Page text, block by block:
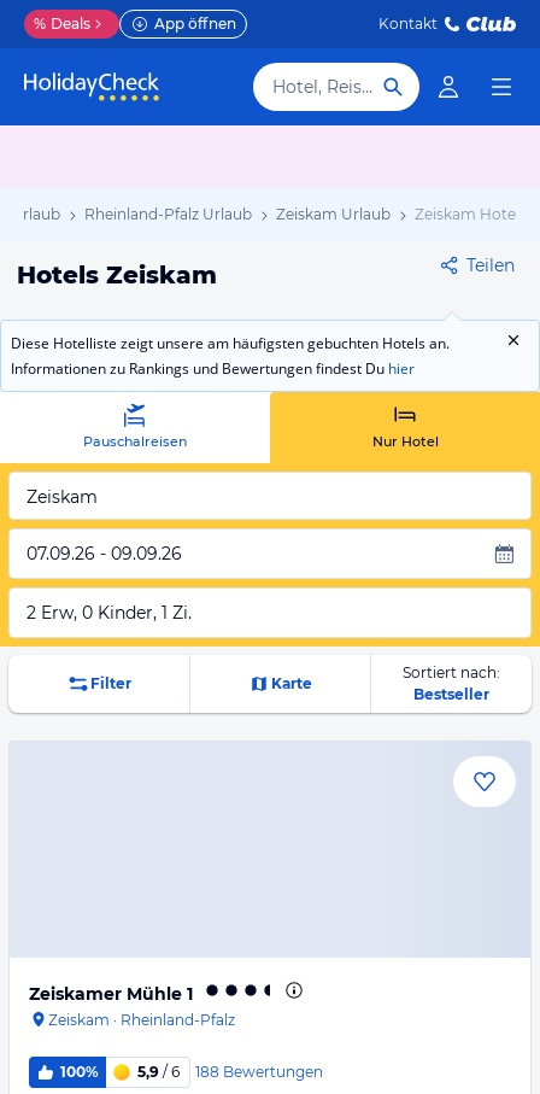
% Deals App öffnen Kontakt
Hotel, Reiseziel
Urlaub Rheinland-Pfalz Urlaub Zeiskam Urlaub Zeiskam Hotels
Hotels Zeiskam Teilen
Diese Hotelliste zeigt unsere am häufigsten gebuchten Hotels an.
Informationen zu Rankings und Bewertungen findest Du hier
Pauschalreisen Nur Hotel
Zeiskam
07.09.26 - 09.09.26
2 Erw, 0 Kinder, 1 Zi.
Filter Karte
Sortiert nach:
Bestseller
Zeiskamer Mühle 1
Zeiskam · Rheinland-Pfalz
100% 5,9 / 6 188 Bewertungen